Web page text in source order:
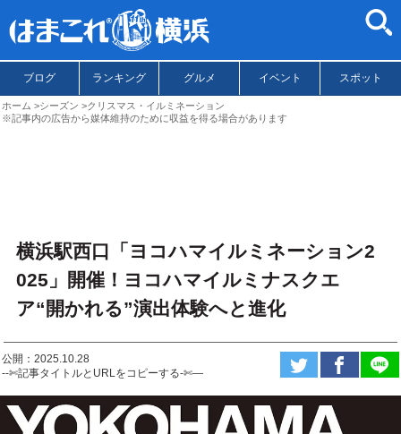
ブログ ランキング グルメ イベント スポット
ホーム シーズン
クリスマス・イルミネーション
※記事内の広告から媒体維持のために収益を得る場合があります
横浜駅西口「ヨコハマイルミネーション2
025」開催！ヨコハマイルミナスクエ
ア“開かれる”演出体験へと進化
公開：2025.10.28
--✄記事タイトルとURLをコピーする-✄—